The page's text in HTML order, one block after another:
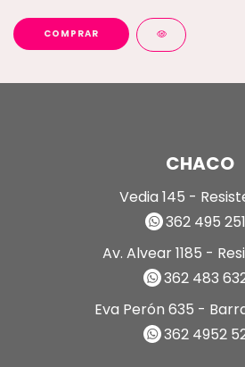
COMPRAR
CHACO
Vedia 145 -
362 495
Av. Alvear 1185 -
362 483
Eva Perón 635 -
362 4952